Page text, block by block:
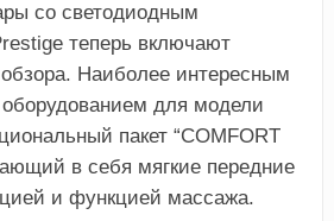
со светодиодным
теперь включают
обзора. Наиболее интересным
для модели
пакет “COMFORT
в себя мягкие передние
и функцией массажа.